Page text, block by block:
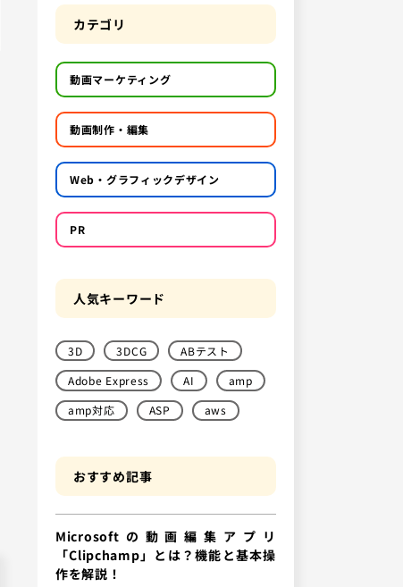
カテゴリ
動画マーケティング
動画制作・編集
Web・グラフィックデザイン
PR
人気キーワード
3D 3DCG
ABテスト
Adobe Express
AI
amp
amp対応
ASP aws
おすすめ記事
Microsoftの動画編集アプリ
「Clipchamp」とは？機能と基本操
作を解説！